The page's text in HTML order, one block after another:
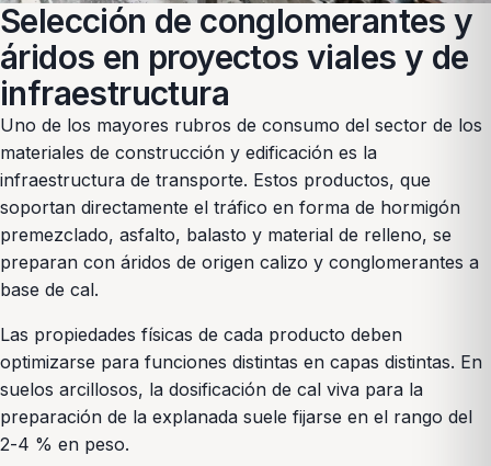
Selección de conglomerantes y
áridos en proyectos viales y de
infraestructura
Uno de los mayores rubros de consumo del sector de los
materiales de construcción y edificación es la
infraestructura de transporte. Estos productos, que
soportan directamente el tráfico en forma de hormigón
premezclado, asfalto, balasto y material de relleno, se
preparan con áridos de origen calizo y conglomerantes a
base de cal.
Las propiedades físicas de cada producto deben
optimizarse para funciones distintas en capas distintas. En
suelos arcillosos, la dosificación de cal viva para la
preparación de la explanada suele fijarse en el rango del
2-4 % en peso.